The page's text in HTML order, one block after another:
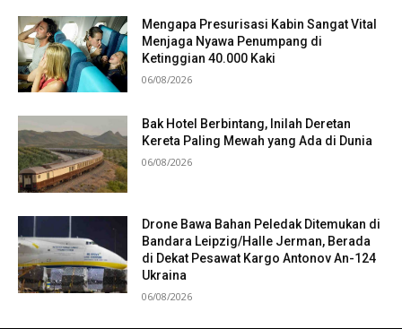
Mengapa Presurisasi Kabin Sangat Vital
Menjaga Nyawa Penumpang di
Ketinggian 40.000 Kaki
06/08/2026
Bak Hotel Berbintang, Inilah Deretan
Kereta Paling Mewah yang Ada di Dunia
06/08/2026
Drone Bawa Bahan Peledak Ditemukan di
Bandara Leipzig/Halle Jerman, Berada
di Dekat Pesawat Kargo Antonov An-124
Ukraina
06/08/2026